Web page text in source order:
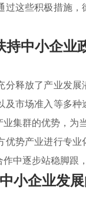
这些积极措施
持中小企业
分释放了产业发
市场准入等多
集群的优势，为
优势产业进行专
中逐步站稳脚跟
小企业发